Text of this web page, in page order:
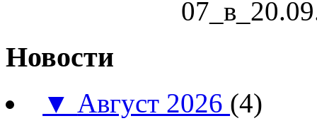
Новости
▼ Август 2026 (4)